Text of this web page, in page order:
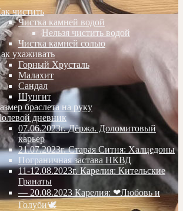
чистить
Чистка камней водой
Нельзя чистить водой
Чистка камней солью
ухаживать
Горный Хрусталь
Малахит
Сандал
Шунгит
браслета на руку
дневник
07.06.2023г. Дёржа. Доломитовый
карьер
21.07.2023г. Старая Ситня: Халцедоны
Пограничная застава НКВД
11-12.08.2023г. Карелия: Кительские
Гранаты
— 20.08.2023 Карелия: ❤Любовь и
Голуби🕊